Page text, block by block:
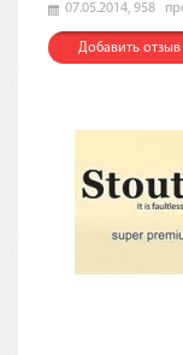
07.05.2014, 958
Добавить